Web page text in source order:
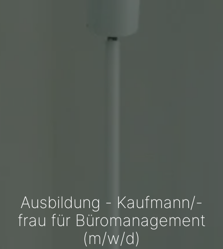
Ausbildung - Kaufmann/-
frau für Büromanagement
(m/w/d)